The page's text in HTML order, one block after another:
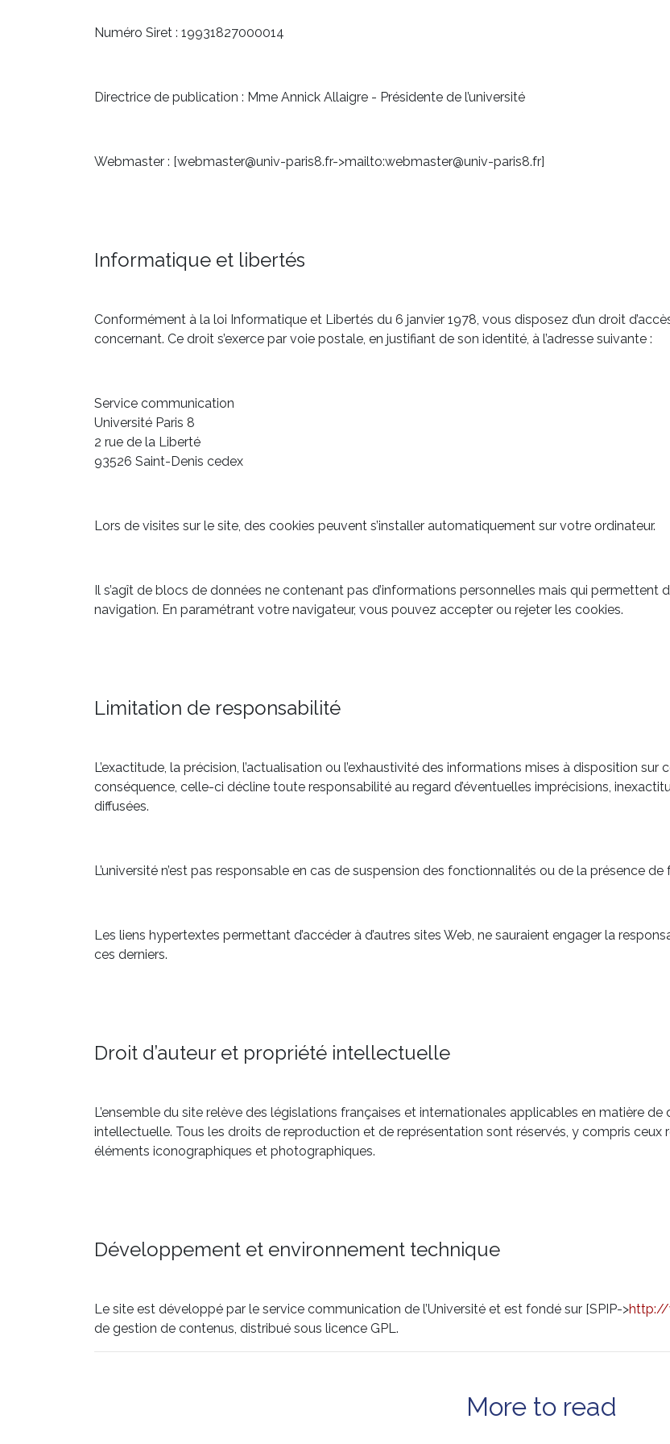
Numéro Siret : 19931827000014
Directrice de publication : Mme Annick Allaigre - Présidente de l’université
Webmaster : [webmaster@univ-paris8.fr->mailto:webmaster@univ-paris8.fr]
Informatique et libertés
Conformément à la loi Informatique et Libertés du 6 janvier 1978, vous disposez d’un droit
concernant. Ce droit s’exerce par voie postale, en justifiant de son identité, à l’adresse suivante :
Service communication
Université Paris 8
2 rue de la Liberté
93526 Saint-Denis cedex
Lors de visites sur le site, des cookies peuvent s’installer automatiquement sur votre ordinateur.
Il s’agît de blocs de données ne contenant pas d’informations personnelles mais qui
navigation. En paramétrant votre navigateur, vous pouvez accepter ou rejeter les cookies.
Limitation de responsabilité
L’exactitude, la précision, l’actualisation ou l’exhaustivité des informations mises à disposition sur
conséquence, celle-ci décline toute responsabilité au regard d’éventuelles imprécisions,
diffusées.
L’université n’est pas responsable en cas de suspension des fonctionnalités ou de la présence
Les liens hypertextes permettant d’accéder à d’autres sites Web, ne sauraient engager la
ces derniers.
Droit d’auteur et propriété intellectuelle
L’ensemble du site relève des législations françaises et internationales applicables en matière
intellectuelle. Tous les droits de reproduction et de représentation sont réservés, y compris
éléments iconographiques et photographiques.
Développement et environnement technique
Le site est développé par le service communication de l’Université et est fondé sur [SPIP->http://
de gestion de contenus, distribué sous licence GPL.
More to read